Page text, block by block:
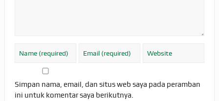
Simpan nama, email, dan situs web saya pada peramban
ini untuk komentar saya berikutnya.